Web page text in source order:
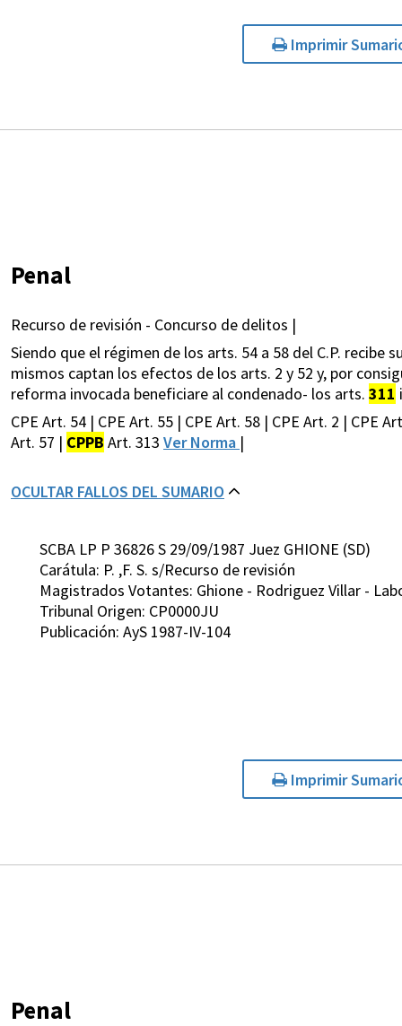
Imprimir
Penal
Recurso de revisión - Concurso de delitos |
Siendo que el régimen de los arts. 54 a 58 del C.P.
mismos captan los efectos de los arts. 2 y 52 y, por
reforma invocada beneficiare al condenado- los arts. 311
CPE Art. 54 | CPE Art. 55 | CPE Art. 58 | CPE Art. 2 | CPE
Art. 57 | CPPB Art. 313 Ver Norma |
OCULTAR FALLOS DEL SUMARIO
SCBA LP P 36826 S 29/09/1987 Juez GHIONE (SD)
Carátula: P. ,F. S. s/Recurso de revisión
Magistrados Votantes: Ghione - Rodriguez Villar -
Tribunal Origen: CP0000JU
Publicación: AyS 1987-IV-104
Imprimir
Penal